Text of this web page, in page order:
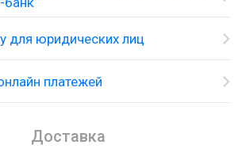
для юридических лиц
платежей
Доставка